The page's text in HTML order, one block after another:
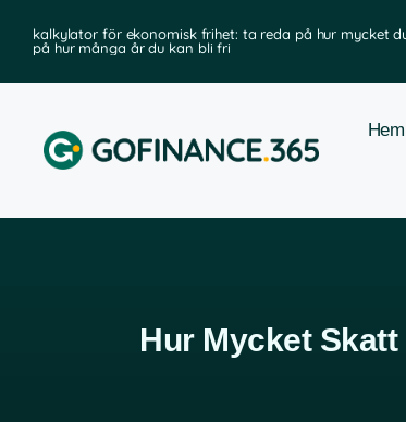
kalkylator för ekonomisk frihet: ta reda på hur mycket
på hur många år du kan bli fri
Hem
Hur Mycket